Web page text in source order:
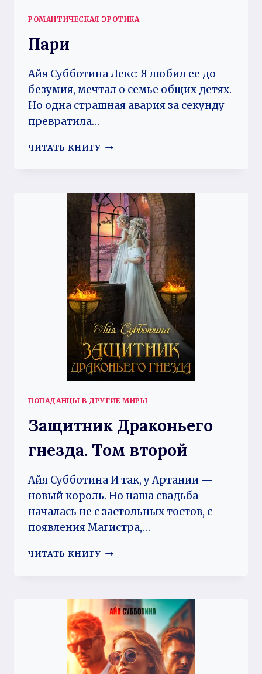
РОМАНТИЧЕСКАЯ ЭРОТИКА
Пари
Айя Субботина Лекс: Я любил ее до
безумия, мечтал о семье общих детях.
Но одна страшная авария за секунду
превратила…
ЧИТАТЬ КНИГУ ПАРИ
ПОПАДАНЦЫ В ДРУГИЕ МИРЫ
Защитник Драконьего
гнезда. Том второй
Айя Субботина И так, у Артании —
новый король. Но наша свадьба
началась не с застольных тостов, с
появления Магистра,…
ЧИТАТЬ КНИГУ ЗАЩИТНИК
ВТОРОЙ